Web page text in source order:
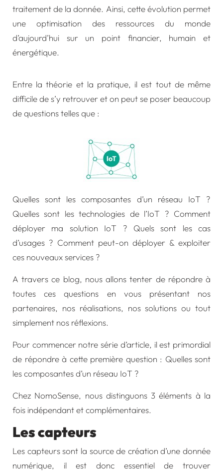
traitement de la donnée. Ainsi, cette évolution permet
une optimisation des ressources du monde
d’aujourd’hui sur un point financier, humain et
énergétique.
Entre la théorie et la pratique, il est tout de même
difficile de s’y retrouver et on peut se poser beaucoup
de questions telles que :
Quelles sont les composantes d’un réseau IoT ?
Quelles sont les technologies de l’IoT ? Comment
déployer ma solution IoT ? Quels sont les cas
d’usages ? Comment peut-on déployer & exploiter
ces nouveaux services ?
A travers ce blog, nous allons tenter de répondre à
toutes ces questions en vous présentant nos
partenaires, nos réalisations, nos solutions ou tout
simplement nos réflexions.
Pour commencer notre série d’article, il est primordial
de répondre à cette première question : Quelles sont
les composantes d’un réseau IoT ?
Chez NomoSense, nous distinguons 3 éléments à la
fois indépendant et complémentaires.
Les capteurs
Les capteurs sont la source de création d’une donnée
numérique, il est donc essentiel de trouver